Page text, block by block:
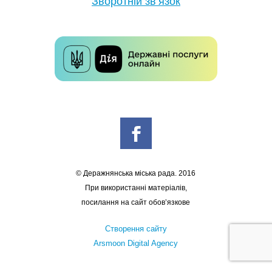
© Деражнянська міська рада. 2016
При використанні матеріалів,
посилання на сайт обов’язкове
Створення сайту
Arsmoon Digital Agency